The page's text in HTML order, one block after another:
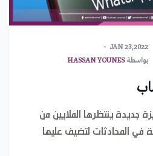
JAN 23,2022
بواسطةHASSAN YOUNES
جديدة ينتظرها الملايين من
في المحادثات لتضيف عليها